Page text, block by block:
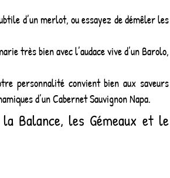
d’un merlot, ou essayez de démêler les
très bien avec l’audace vive d’un Barolo,
personnalité convient bien aux saveurs
d’un Cabernet Sauvignon Napa.
Balance, les Gémeaux et le